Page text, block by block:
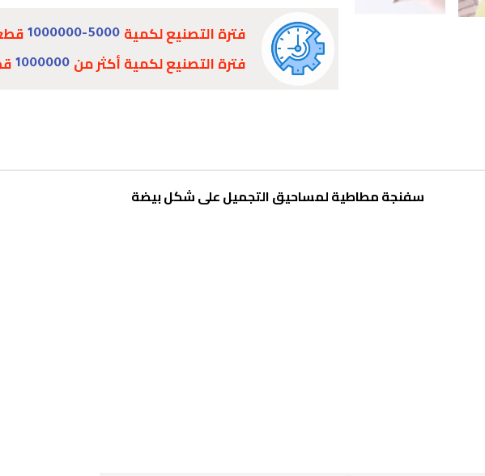
فترة التصنيع لكمية 1000000-5000
فترة التصنيع لكمية أكثر من 1000000
سفنجة مطاطية لمساحيق التجميل على شكل بيضة